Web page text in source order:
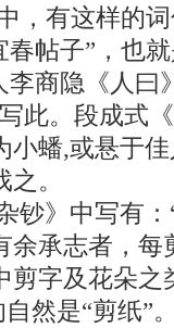
，有这样的
帖子”，也
李商隐《人曰
此。段成式
小蟠,或悬于
。
钞》中写有
余承志者，每
剪字及花朵之
然是“剪纸”